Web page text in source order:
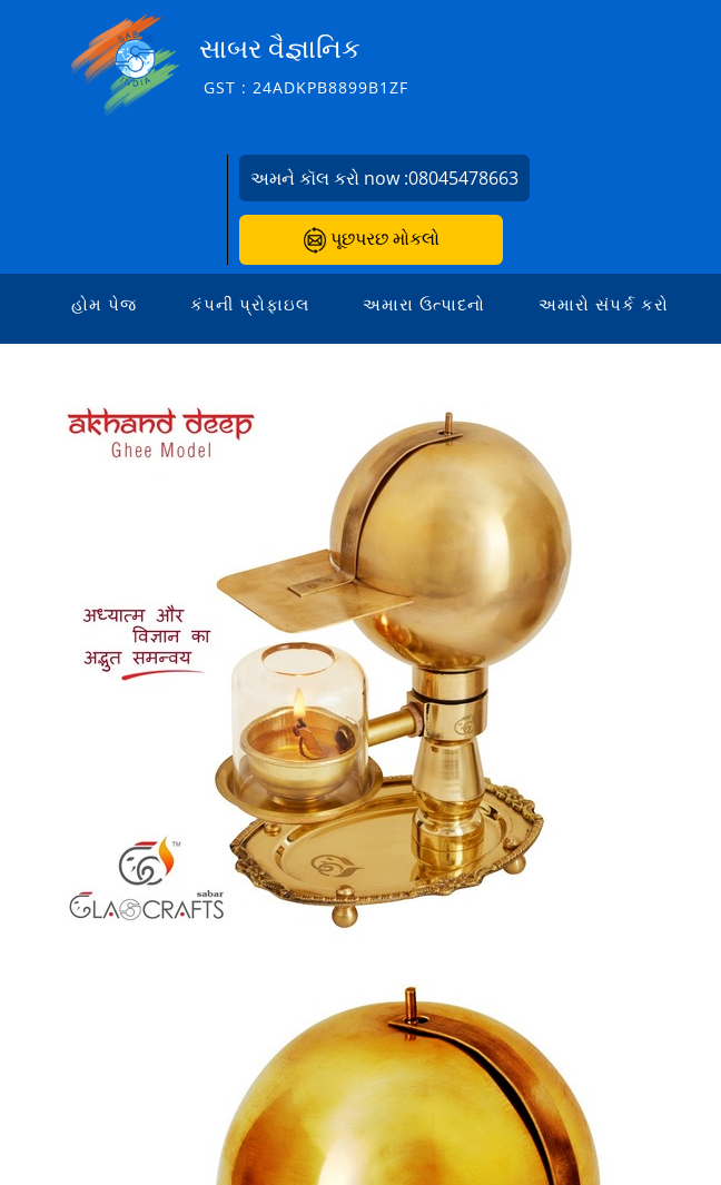
સાબર વૈજ્ઞાનિક
GST : 24ADKPB8899B1ZF
અમને કૉલ કરો now :08045478663
પૂછપરછ મોકલો
હોમ પેજ કંપની પ્રોફાઇલ અમારા ઉત્પાદનો અમારો સંપર્ક કરો